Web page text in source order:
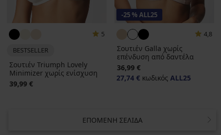
5
BESTSELLER
Σουτιέν Triumph Lovely
Minimizer χωρίς ενίσχυση
39,99 €
-25 % ALL25
4,8
Σουτιέν Galla χωρίς
επένδυση από δαντέλα
36,99 €
27,74 € κωδικός ALL25
ΕΠΌΜΕΝΗ ΣΕΛΊΔΑ